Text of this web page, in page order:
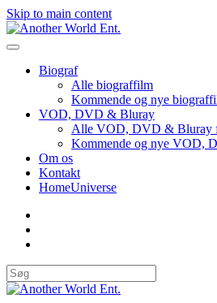
Skip to main content
Biograf
Alle biograffilm
Kommende og nye
VOD, DVD & Bluray
Alle VOD, DVD & Bluray
Kommende og nye VOD,
Om os
Kontakt
HomeUniverse